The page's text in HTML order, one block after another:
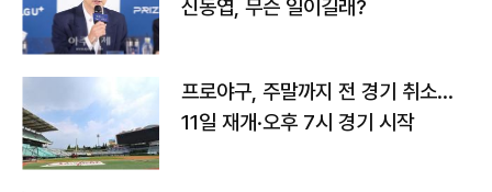
신동엽, 무슨 일이길래?
프로야구, 주말까지 전 경기 취소…
11일 재개·오후 7시 경기 시작